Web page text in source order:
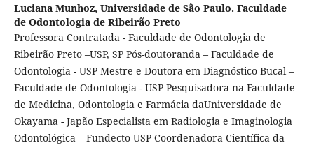
Luciana Munhoz, Universidade de São Paulo. Faculdade
de Odontologia de Ribeirão Preto
Professora Contratada - Faculdade de Odontologia de
Ribeirão Preto –USP, SP Pós-doutoranda – Faculdade de
Odontologia - USP Mestre e Doutora em Diagnóstico Bucal –
Faculdade de Odontologia - USP Pesquisadora na Faculdade
de Medicina, Odontologia e Farmácia daUniversidade de
Okayama - Japão Especialista em Radiologia e Imaginologia
Odontológica – Fundecto USP Coordenadora Científica da